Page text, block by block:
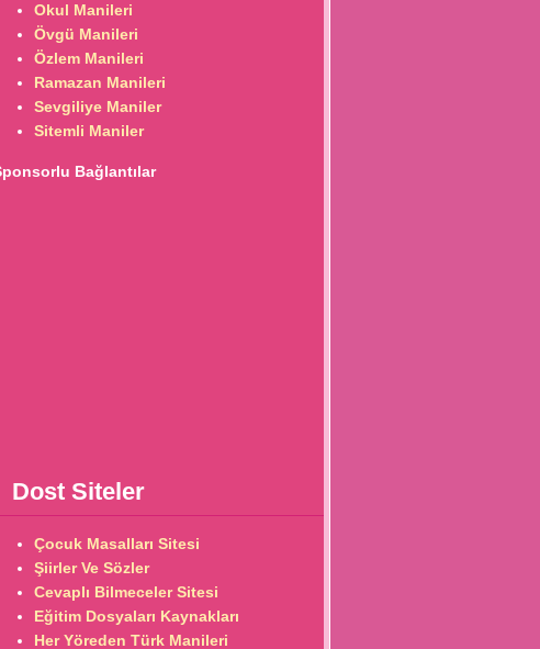
Okul Manileri
Övgü Manileri
Özlem Manileri
Ramazan Manileri
Sevgiliye Maniler
Sitemli Maniler
Bağlantılar
Dost Siteler
Çocuk Masalları Sitesi
Şiirler Ve Sözler
Cevaplı Bilmeceler Sitesi
Eğitim Dosyaları Kaynakları
Her Yöreden Türk Manileri